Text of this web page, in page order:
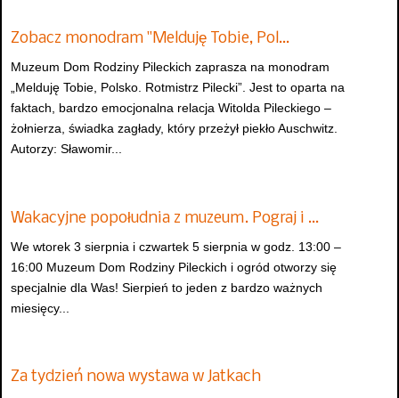
Zobacz monodram "Melduję Tobie, Pol…
Muzeum Dom Rodziny Pileckich zaprasza na monodram
„Melduję Tobie, Polsko. Rotmistrz Pilecki”. Jest to oparta na
faktach, bardzo emocjonalna relacja Witolda Pileckiego –
żołnierza, świadka zagłady, który przeżył piekło Auschwitz.
Autorzy: Sławomir...
Wakacyjne popołudnia z muzeum. Pograj i …
We wtorek 3 sierpnia i czwartek 5 sierpnia w godz. 13:00 –
16:00 Muzeum Dom Rodziny Pileckich i ogród otworzy się
specjalnie dla Was! Sierpień to jeden z bardzo ważnych
miesięcy...
Za tydzień nowa wystawa w Jatkach